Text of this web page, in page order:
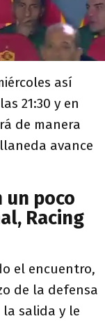
así
21:30 y en
de manera
avance
un poco
Racing
el encuentro,
de la defensa
salida y le